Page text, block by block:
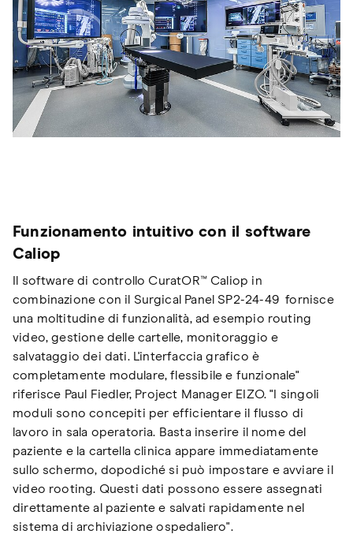
Funzionamento intuitivo con il software
Caliop
Il software di controllo CuratOR™ Caliop in
combinazione con il Surgical Panel SP2-24-49 fornisce
una moltitudine di funzionalità, ad esempio routing
video, gestione delle cartelle, monitoraggio e
salvataggio dei dati. L'interfaccia grafico è
completamente modulare, flessibile e funzionale"
riferisce Paul Fiedler, Project Manager EIZO. "I singoli
moduli sono concepiti per efficientare il flusso di
lavoro in sala operatoria. Basta inserire il nome del
paziente e la cartella clinica appare immediatamente
sullo schermo, dopodiché si può impostare e avviare il
video rooting. Questi dati possono essere assegnati
direttamente al paziente e salvati rapidamente nel
sistema di archiviazione ospedaliero".